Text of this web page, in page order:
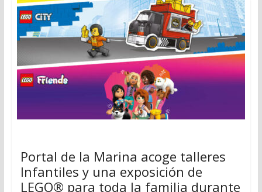
Portal de la Marina acoge talleres
Infantiles y una exposición de
LEGO® para toda la familia durante